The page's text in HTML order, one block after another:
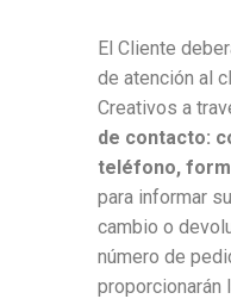
El Cliente
de atención al
Creativos a
de contacto:
teléfono,
para informar
cambio o
número de
proporcionarán